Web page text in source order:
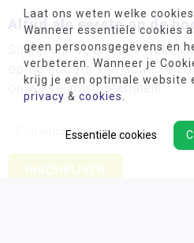
Laat ons weten welke
Wanneer essentiële cookies
geen persoonsgegevens en
verbeteren. Wanneer je
krijg je een optimale website
privacy & cookies
Essentiële cookies
Altijd als eerste op de
Schrijf u in voor onze
op de hoogte van acties en
ontwikkelingsmaterialen!